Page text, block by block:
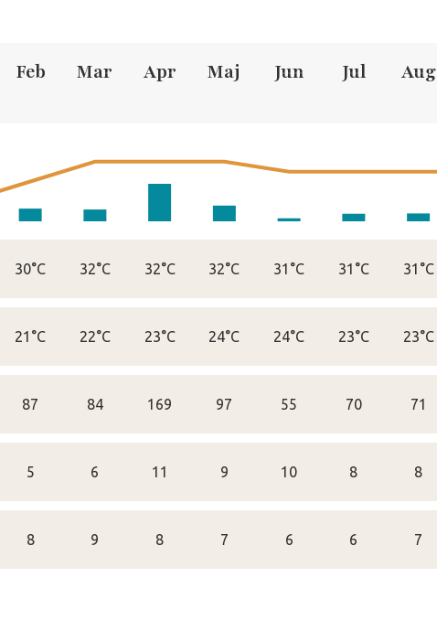
Feb Mar Apr Maj Jun Jul Aug
30°C 32°C 32°C 32°C 31°C 31°C 31°C
21°C 22°C 23°C 24°C 24°C 23°C 23°C
87 84 169 97 55 70 71
5 6 11 9 10 8 8
8 9 8 7 6 6 7